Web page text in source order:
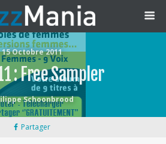
15 Octobre 2011
: Free Sampler
Schoonbrood
Partager